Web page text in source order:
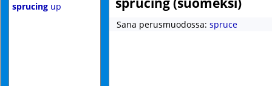
sprucing up
Sana perusmuodossa: spruce